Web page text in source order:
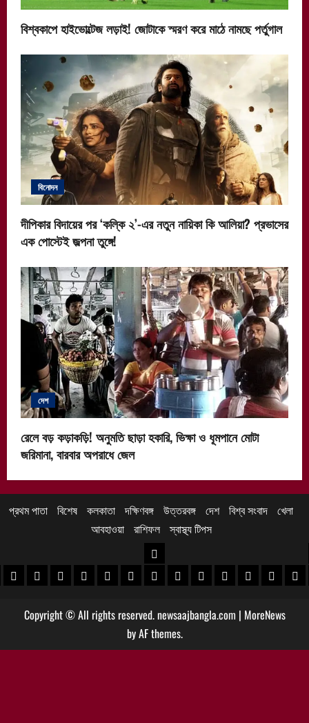
বিশ্বকাপে হাইভোল্টেজ লড়াই! জোটাকে স্মরণ করে মাঠে নামছে পর্তুগাল
বিনোদন
দীপিকার বিদায়ের পর ‘কল্কি ২’-এর নতুন নায়িকা কি আলিয়া? প্রভাসের
এক পোস্টেই জল্পনা তুঙ্গে!
দেশ
রেলে বড় কড়াকড়ি! অনুমতি ছাড়া হকারি, ভিক্ষা ও ধূমপানে মোটা
জরিমানা, বারবার অপরাধে জেল
প্রথম পাতা বিশেষ কলকাতা দক্ষিণবঙ্গ উত্তরবঙ্গ দেশ বিশ্ব সংবাদ খেলা
আবহাওয়া
রাশিফল স্বাস্থ্য টিপস
খবর
খবর
পুরুলিয়া খবর
বাঁকুড়া খবরপশ্চিম বর্ধমান খবর
পূর্ব বর্ধমান খবর
বীরভূম খবরমুর্শিদাবাদ খবর
উত্তরবঙ্গ
কোচবিহার নিউজ
আলিপুরদুয়ার খবর
জলপাইগুড়ি খবর
শিলিগুড়ি খবর
উত্তরদক্ষিণ
Copyright © All rights reserved. newsaajbangla.com | MoreNews
by AF themes.